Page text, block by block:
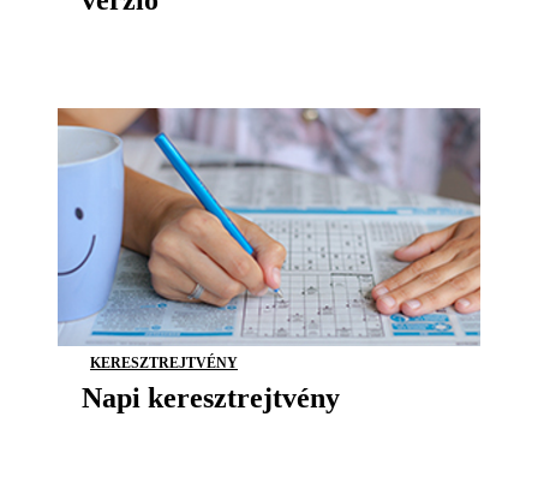
KERESZTREJTVÉNY
Napi keresztrejtvény